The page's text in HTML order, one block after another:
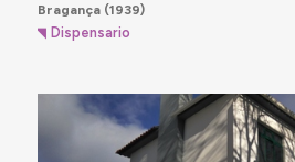
Bragança(1939)
Dispensario